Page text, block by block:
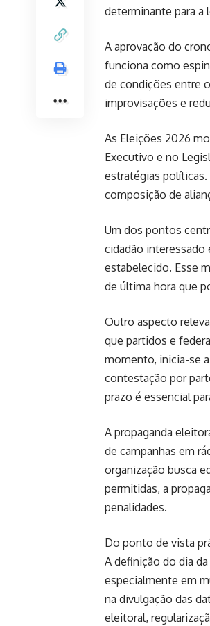
determinante para
A aprovação do
funciona como
de condições entre
improvisações e
As Eleições 2026
Executivo e no
estratégias
composição de
Um dos pontos
cidadão
estabelecido. Esse
de última hora que
Outro aspecto
que partidos e
momento, inicia-se
contestação por
prazo é essencial
A propaganda
de campanhas em
organização busca
permitidas, a
penalidades.
Do ponto de vista
A definição do dia
especialmente em
na divulgação das
eleitoral,